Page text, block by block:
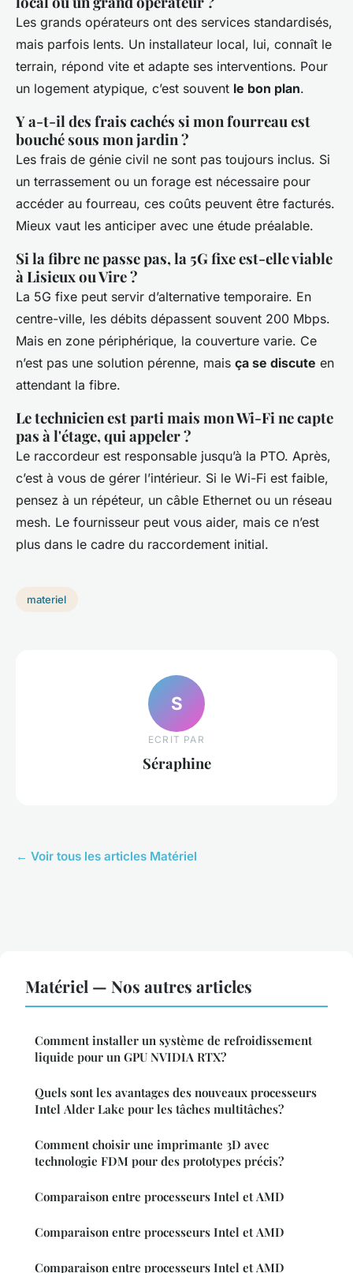
Les grands opérateurs ont des services standardisés,
mais parfois lents. Un installateur local, lui, connaît le
terrain, répond vite et adapte ses interventions. Pour
un logement atypique, c’est souvent le bon plan.
Y a-t-il des frais cachés si mon fourreau est
bouché sous mon jardin ?
Les frais de génie civil ne sont pas toujours inclus. Si
un terrassement ou un forage est nécessaire pour
accéder au fourreau, ces coûts peuvent être facturés.
Mieux vaut les anticiper avec une étude préalable.
Si la fibre ne passe pas, la 5G fixe est-elle viable
à Lisieux ou Vire ?
La 5G fixe peut servir d’alternative temporaire. En
centre-ville, les débits dépassent souvent 200 Mbps.
Mais en zone périphérique, la couverture varie. Ce
n’est pas une solution pérenne, mais ça se discute en
attendant la fibre.
Le technicien est parti mais mon Wi-Fi ne capte
pas à l'étage, qui appeler ?
Le raccordeur est responsable jusqu’à la PTO. Après,
c’est à vous de gérer l’intérieur. Si le Wi-Fi est faible,
pensez à un répéteur, un câble Ethernet ou un réseau
mesh. Le fournisseur peut vous aider, mais ce n’est
plus dans le cadre du raccordement initial.
materiel
S
ECRIT PAR
Séraphine
← Voir tous les articles Matériel
Matériel — Nos autres articles
Comment installer un système de refroidissement
liquide pour un GPU NVIDIA RTX?
Quels sont les avantages des nouveaux processeurs
Intel Alder Lake pour les tâches multitâches?
Comment choisir une imprimante 3D avec
technologie FDM pour des prototypes précis?
Comparaison entre processeurs Intel et AMD
Comparaison entre processeurs Intel et AMD
Comparaison entre processeurs Intel et AMD